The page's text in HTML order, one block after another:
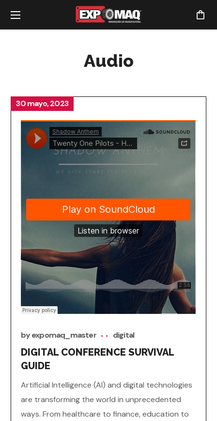
Audio
30 mayo, 2023
byexpomaq_master digital
DIGITAL CONFERENCE SURVIVAL
GUIDE
Artificial Intelligence (AI) and digital technologies
are transforming the world in unprecedented
ways. From healthcare to finance, education to